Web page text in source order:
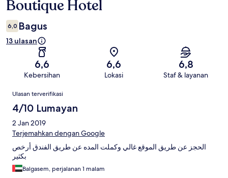
Boutique Hotel
6,0 Bagus
13 ulasan
6,6
Kebersihan
6,6
Lokasi
6,8
Staf & layanan
Ulasan
Ulasan terverifikasi
4/10 Lumayan
2 Jan 2019
Terjemahkan dengan Google
الحجز عن طريق الموقع غالي وكملت المده عن طريق الفندق أرخص
بكثير
Balgasem, perjalanan 1 malam